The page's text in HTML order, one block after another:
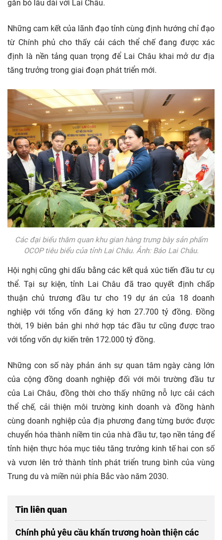
gắn bó lâu dài với Lai Châu.
Những cam kết của lãnh đạo tỉnh cùng định hướng chỉ đạo
từ Chính phủ cho thấy cải cách thể chế đang được xác
định là nền tảng quan trọng để Lai Châu khai mở dư địa
tăng trưởng trong giai đoạn phát triển mới.
Các đại biểu thăm quan khu gian hàng trưng bày sản phẩm
OCOP tiêu biểu của tỉnh Lai Châu. Ảnh: Báo Lai Châu.
Hội nghị cũng ghi dấu bằng các kết quả xúc tiến đầu tư cụ
thể. Tại sự kiện, tỉnh Lai Châu đã trao quyết định chấp
thuận chủ trương đầu tư cho 19 dự án của 18 doanh
nghiệp với tổng vốn đăng ký hơn 27.700 tỷ đồng. Đồng
thời, 19 biên bản ghi nhớ hợp tác đầu tư cũng được trao
với tổng vốn dự kiến trên 172.000 tỷ đồng.
Những con số này phản ánh sự quan tâm ngày càng lớn
của cộng đồng doanh nghiệp đối với môi trường đầu tư
của Lai Châu, đồng thời cho thấy những nỗ lực cải cách
thể chế, cải thiện môi trường kinh doanh và đồng hành
cùng doanh nghiệp của địa phương đang từng bước được
chuyển hóa thành niềm tin của nhà đầu tư, tạo nền tảng để
tỉnh hiện thực hóa mục tiêu tăng trưởng kinh tế hai con số
và vươn lên trở thành tỉnh phát triển trung bình của vùng
Trung du và miền núi phía Bắc vào năm 2030.
Tin liên quan
Chính phủ yêu cầu khẩn trương hoàn thiện các